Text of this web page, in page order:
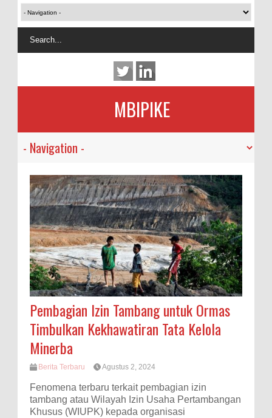
MBIPIKE
Pembagian Izin Tambang untuk Ormas
Timbulkan Kekhawatiran Tata Kelola
Minerba
Berita Terbaru Agustus 2, 2024
Fenomena terbaru terkait pembagian izin
tambang atau Wilayah Izin Usaha Pertambangan
Khusus (WIUPK) kepada organisasi